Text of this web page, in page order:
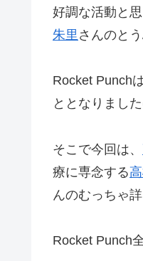
好調な活動と
朱里 さんのと
Rocket Punch
ととなりました
そこで今回は、
療に専念する
んのむっちゃ
Rocket Punch